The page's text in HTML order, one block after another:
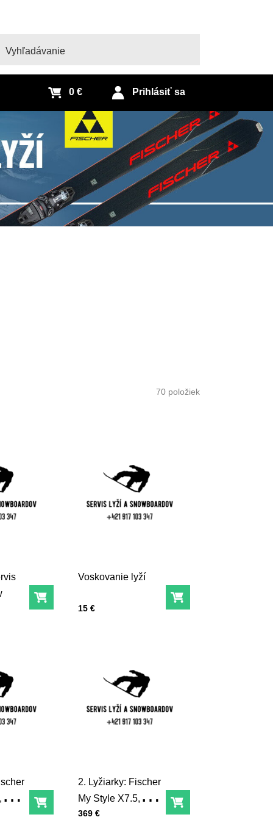
Prihlásiť sa
0 €
70 položiek
Do košíka
Voskovanie lyží
Cena s DPH
15 € Do košíka
Do košíka
2. Lyžiarky: Fischer
My Style X7.5,
293mm, 25,5 , K-
Cena s DPH
369 € Do košíka